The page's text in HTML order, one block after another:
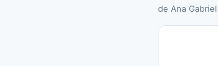
de Ana Gabriel